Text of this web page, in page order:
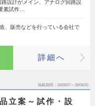
設計がメイン、アナログ回路設
素試作…
、販売などを行っている会社で
詳細へ
掲載期間 26/08/07～26/08/20
立案～試作・設